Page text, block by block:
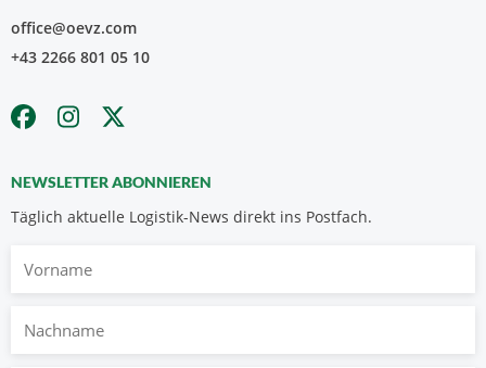
office@oevz.com
+43 2266 801 05 10
NEWSLETTER ABONNIEREN
Täglich aktuelle Logistik-News direkt ins Postfach.
Nachname